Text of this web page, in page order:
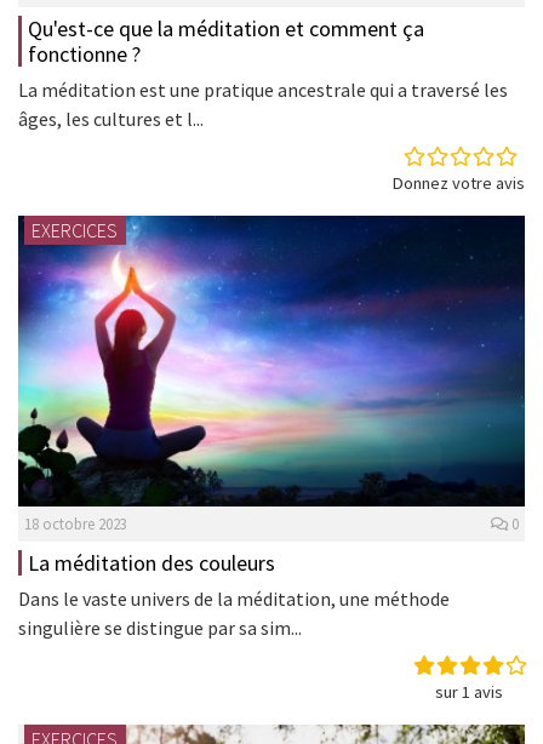
Qu'est-ce que la méditation et comment ça
fonctionne ?
La méditation est une pratique ancestrale qui a traversé les
âges, les cultures et l...
Donnez votre avis
EXERCICES
18 octobre 2023 0
La méditation des couleurs
Dans le vaste univers de la méditation, une méthode
singulière se distingue par sa sim...
sur 1 avis